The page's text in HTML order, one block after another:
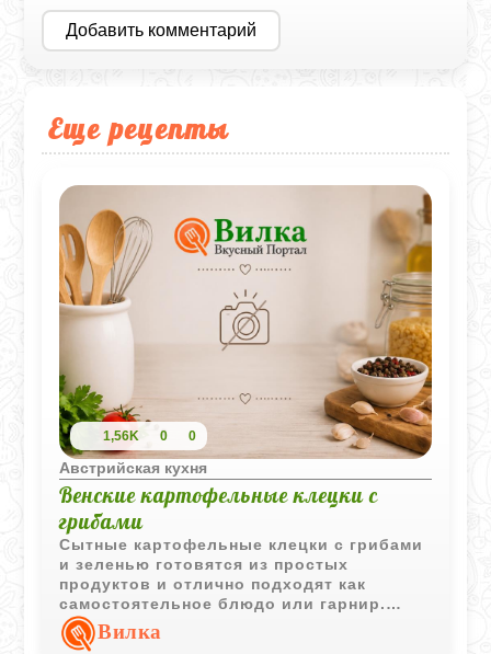
Добавить комментарий
Еще рецепты
1,56K 0 0
Австрийская кухня
Венские картофельные клецки с
грибами
Сытные картофельные клецки с грибами
и зеленью готовятся из простых
продуктов и отлично подходят как
самостоятельное блюдо или гарнир.
Благодаря особой технологии они
приобретают лёгкую пористую структуру.
Вилка